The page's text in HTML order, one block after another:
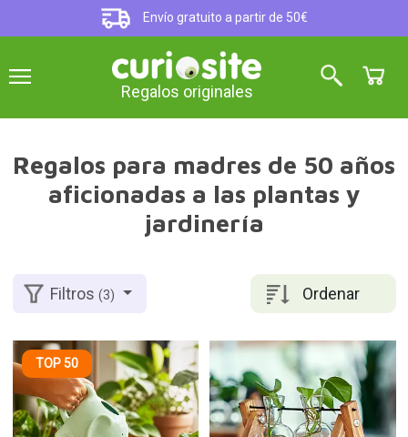
Envío gratuito a partir de 50€
Regalos originales
Regalos para madres de 50 años
aficionadas a las plantas y
jardinería
Ordenar
Filtros(3)
TOP 50